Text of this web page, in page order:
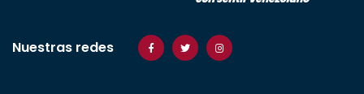
Nuestras redes